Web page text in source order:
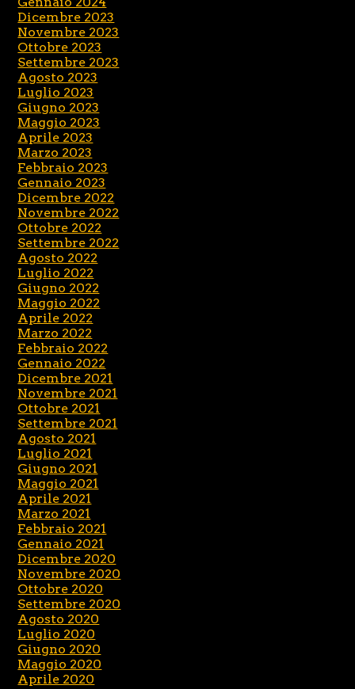
Dicembre 2023
Novembre 2023
Ottobre 2023
Settembre 2023
Agosto 2023
Luglio 2023
Giugno 2023
Maggio 2023
Aprile 2023
Marzo 2023
Febbraio 2023
Gennaio 2023
Dicembre 2022
Novembre 2022
Ottobre 2022
Settembre 2022
Agosto 2022
Luglio 2022
Giugno 2022
Maggio 2022
Aprile 2022
Marzo 2022
Febbraio 2022
Gennaio 2022
Dicembre 2021
Novembre 2021
Ottobre 2021
Settembre 2021
Agosto 2021
Luglio 2021
Giugno 2021
Maggio 2021
Aprile 2021
Marzo 2021
Febbraio 2021
Gennaio 2021
Dicembre 2020
Novembre 2020
Ottobre 2020
Settembre 2020
Agosto 2020
Luglio 2020
Giugno 2020
Maggio 2020
Aprile 2020